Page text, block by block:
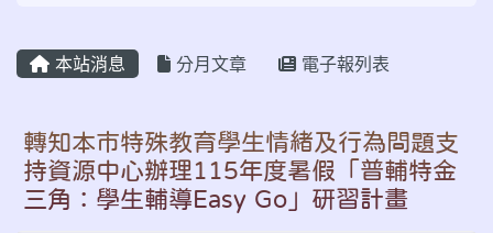
本站消息 分月文章 電子報列表
轉知本市特殊教育學生情緒及行為問題支
持資源中心辦理115年度暑假「普輔特金
三角：學生輔導Easy Go」研習計畫